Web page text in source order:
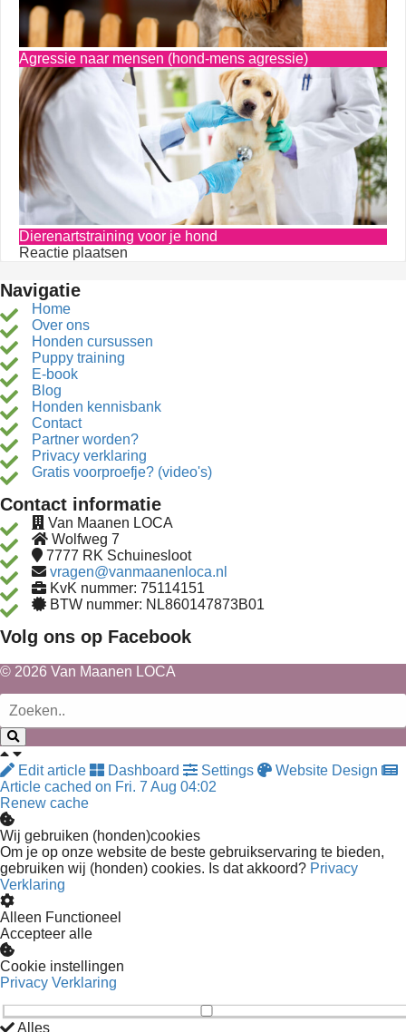
Agressie naar mensen (hond-mens agressie)
Dierenartstraining voor je hond
Reactie plaatsen
Navigatie
Home
Over ons
Honden cursussen
Puppy training
E-book
Blog
Honden kennisbank
Contact
Partner worden?
Privacy verklaring
Gratis voorproefje? (video's)
Contact informatie
Van Maanen LOCA
Wolfweg 7
7777 RK Schuinesloot
vragen@vanmaanenloca.nl
KvK nummer: 75114151
BTW nummer: NL860147873B01
Volg ons op Facebook
© 2026 Van Maanen LOCA
Edit article Dashboard Settings
Website Design
Article cached on Fri. 7 Aug 04:02
Renew cache
Wij gebruiken (honden)cookies
Om je op onze website de beste gebruikservaring te bieden,
gebruiken wij (honden) cookies. Is dat akkoord? Privacy
Verklaring
Alleen Functioneel
Accepteer alle
Cookie instellingen
Privacy Verklaring
Alles